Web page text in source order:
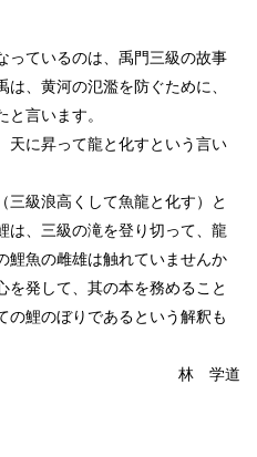
っているのは、禹門三級の故事
、黄河の氾濫を防ぐために、
と言います。
天に昇って龍と化すという言い
三級浪高くして魚龍と化す）と
は、三級の滝を登り切って、龍
鯉魚の雌雄は触れていませんか
を発して、其の本を務めること
の鯉のぼりであるという解釈も
林 学道